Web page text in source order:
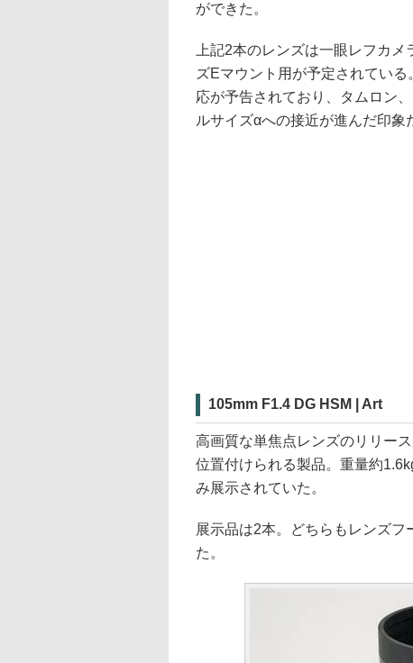
ができた。
上記2本のレンズは一眼レフカ
ズEマウント用が予定されてい
応が予告されており、タムロン
ルサイズαへの接近が進んだ印象
105mm F1.4 DG HSM | Art
高画質な単焦点レンズのリリー
位置付けられる製品。重量約
み展示されていた。
展示品は2本。どちらもレンズ
た。